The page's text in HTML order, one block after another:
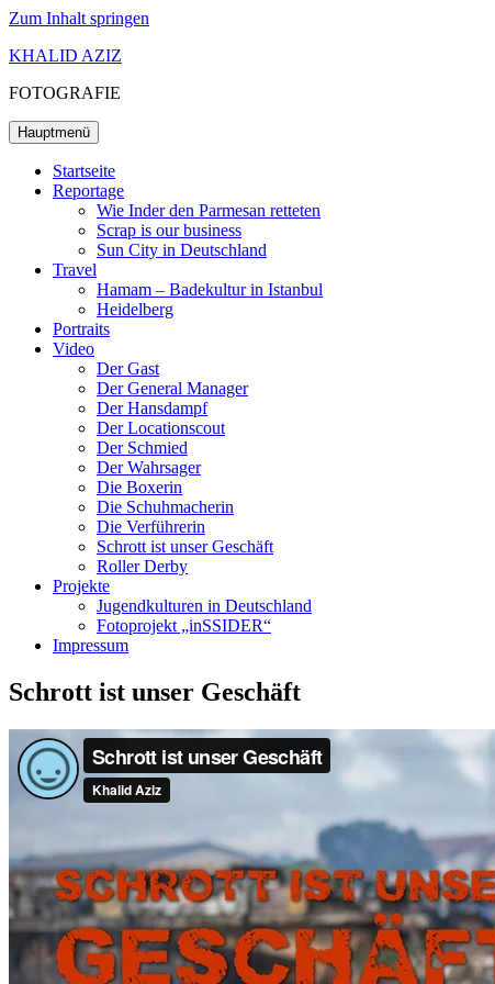
Zum Inhalt springen
KHALID AZIZ
FOTOGRAFIE
Hauptmenü
Startseite
Reportage
Wie Inder den Parmesan retteten
Scrap is our business
Sun City in Deutschland
Travel
Hamam – Badekultur in Istanbul
Heidelberg
Portraits
Video
Der Gast
Der General Manager
Der Hansdampf
Der Locationscout
Der Schmied
Der Wahrsager
Die Boxerin
Die Schuhmacherin
Die Verführerin
Schrott ist unser Geschäft
Roller Derby
Projekte
Jugendkulturen in Deutschland
Fotoprojekt „inSSIDER“
Impressum
Schrott ist unser Geschäft